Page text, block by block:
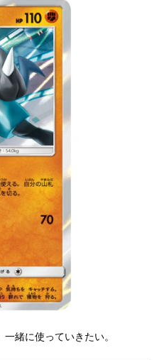
緒に使っていきたい。